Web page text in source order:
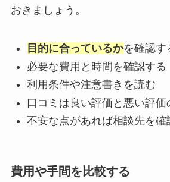
おきましょう。
目的に合っているかを確認す
必要な費用と時間を確認する
利用条件や注意書きを読む
口コミは良い評価と悪い評価
不安な点があれば相談先を確
費用や手間を比較する